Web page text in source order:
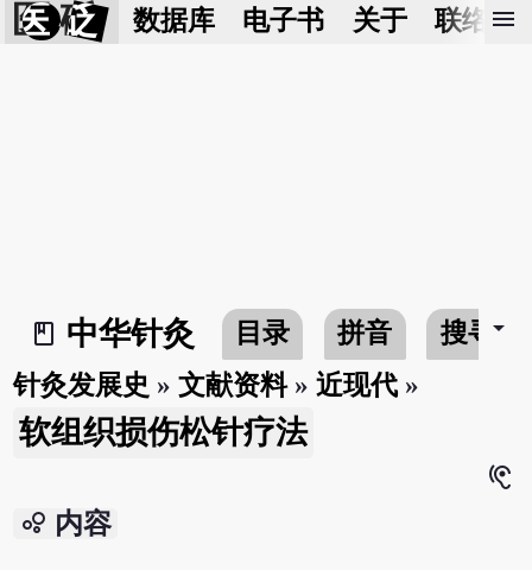
医 砭 数据库 电子书 关于 联络我
menu
book_2
中华针灸 目录 拼音 搜寻arrow_drop_down
针灸发展史 »文献资料»近现代 »
软组织损伤松针疗法
hearing
bubble_chart 内容